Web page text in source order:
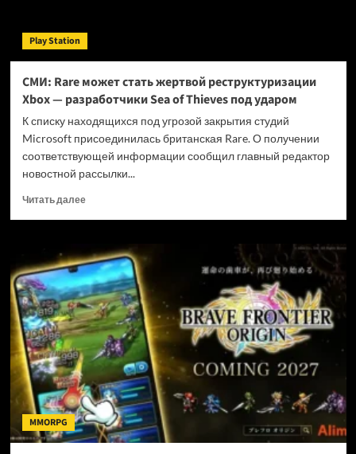
не
убивать
диски
Play Station
СМИ: Rare может стать жертвой реструктуризации
Xbox — разработчики Sea of Thieves под ударом
К списку находящихся под угрозой закрытия студий
Microsoft присоединилась британская Rare. О получении
соответствующей информации сообщил главный редактор
новостной рассылки...
Читать далееПрочитать
Rare
может
стать
жертвой
реструктуризации
Xbox
разработчики
Sea
of
Thieves
под
ударом
MMORPG